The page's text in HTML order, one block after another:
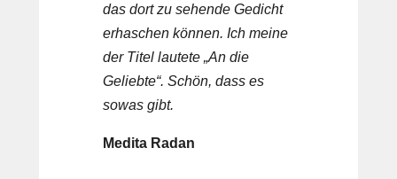
das dort zu sehende Gedicht
erhaschen können. Ich meine
der Titel lautete „An die
Geliebte“. Schön, dass es
sowas gibt.
Medita Radan